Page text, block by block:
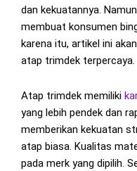
dan kekuatannya.
membuat konsumen
karena itu, artikel ini
atap trimdek terpercaya.
Atap trimdek memiliki
yang lebih pendek dan
memberikan kekuatan
atap biasa. Kualitas
pada merk yang dipilih.